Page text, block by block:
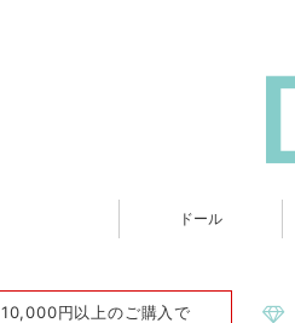
ドール
10,000円以上のご購入で